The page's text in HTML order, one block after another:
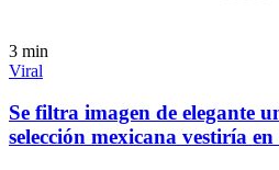
3 min
Viral
Se filtra imagen de elegante
selección mexicana vestiría